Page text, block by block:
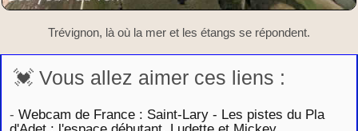
Trévignon, là où la mer et les étangs se répondent.
💓 Vous allez aimer ces liens :
- Webcam de France : Saint-Lary - Les pistes du Pla